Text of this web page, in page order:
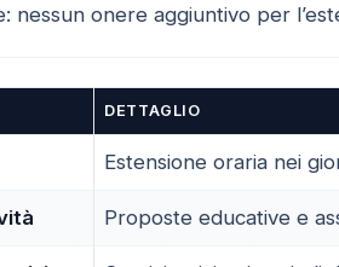
nessun onere aggiuntivo per
DETTAGLIO
Estensione oraria nei
Proposte educative e